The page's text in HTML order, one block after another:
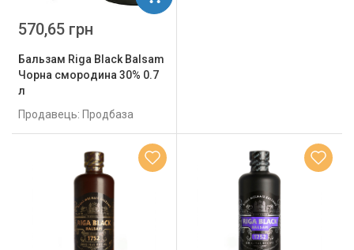
Бальзам Riga Black Balsam
Чорна смородина 30% 0.7
л
Продавець: Продбаза
570,65 грн